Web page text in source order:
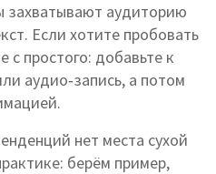
захватывают аудиторию
Если хотите пробовать
простого: добавьте к
аудио‑запись, а потом
нет места сухой
берём пример,